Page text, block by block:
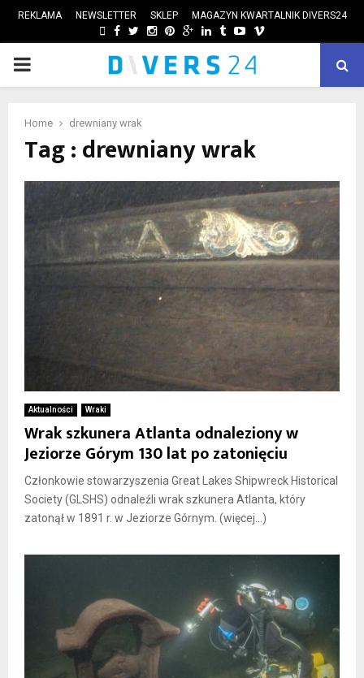
REKLAMA NEWSLETTER SKLEP MAGAZYN KWARTALNIK DIVERS24
FACEBOOK
TWITTER
INSTAGRAM
PINTEREST
GOOGLE
LINKEDIN
TUMBLRYOUTUBE
VIMEO
PRIMARY
Home drewniany wrak
Tag : drewniany wrak
Aktualności Wraki
Wrak szkunera Atlanta odnaleziony w
Jeziorze Górym 130 lat po zatonięciu
Członkowie stowarzyszenia Great Lakes Shipwreck Historical
Society (GLSHS) odnaleźli wrak szkunera Atlanta, który
zatonął w 1891 r. w Jeziorze Górnym. (więcej…)